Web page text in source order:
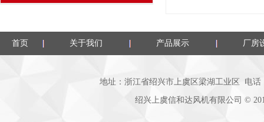
首页 关于我们 产品展示 厂房
地址：浙江省绍兴市上虞区梁湖工业区 电
绍兴上虞信和达风机有限公司 ©